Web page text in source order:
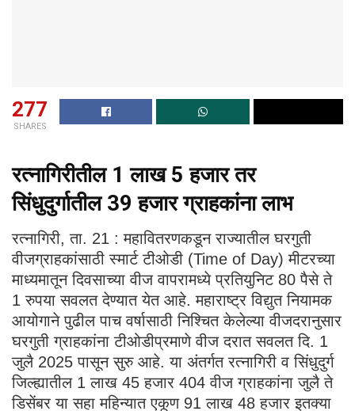
277
SHARES
रत्नागिरीतील 1 लाख 5 हजार तर
सिंधुदुर्गातील 39 हजार ग्राहकांना लाभ
रत्नागिरी, ता. 21 : महावितरणकडून राज्यातील घरगुती
वीजग्राहकांसाठी स्मार्ट टीओडी (Time of Day) मीटरच्या
माध्यमातून दिवसाच्या वीज वापरामध्ये प्रतियुनिट 80 पैसे ते
1 रुपया सवलत देण्यात येत आहे. महाराष्ट्र विद्युत नियामक
आयोगाने पुढील पाच वर्षासाठी निश्चित केलेल्या वीजदरानुसार
घरगुती ग्राहकांना टीओडीप्रमाणे वीज दरात सवलत दि. 1
जुलै 2025 पासून सुरु आहे. या अंतर्गत रत्नागिरी व सिंधुदुर्ग
जिल्ह्यातील 1 लाख 45 हजार 404 वीज ग्राहकांना जुलै ते
डिसेंबर या सहा महिन्यात एकूण 91 लाख 48 हजार इतक्या